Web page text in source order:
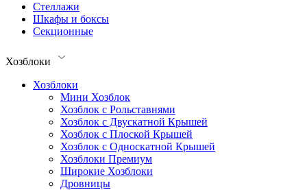
Стеллажи
Шкафы и боксы
Секционные
Хозблоки
Хозблоки
Мини Хозблок
Хозблок с Рольставнями
Хозблок с Двускатной Крышей
Хозблок с Плоской Крышей
Хозблок с Односкатной Крышей
Хозблоки Премиум
Широкие Хозблоки
Дровницы